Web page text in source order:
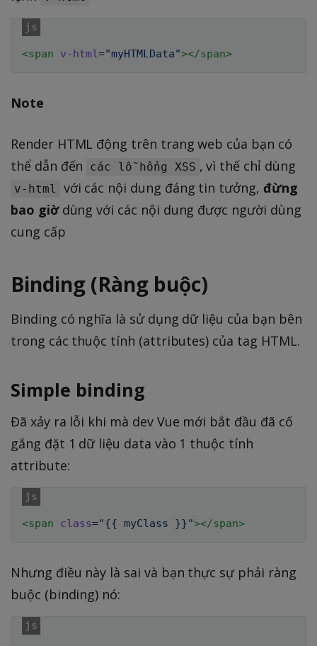
<span v-html="myHTMLData"></span>
Note
Render HTML động trên trang web của bạn có
thể dẫn đến
các lỗ hổng XSS , vì thế chỉ dùng
v-html với các nội dung đáng tin tưởng, đừng
bao giờdùng với các nội dung được người dùng
cung cấp
Binding (Ràng buộc)
Binding có nghĩa là sử dụng dữ liệu của bạn bên
trong các thuộc tính (attributes) của tag HTML.
Simple binding
Đã xảy ra lỗi khi mà dev Vue mới bắt đầu đã cố
gắng đặt 1 dữ liệu data vào 1 thuộc tính
attribute:
<span class="{{ myClass }}"></span>
Nhưng điều này là sai và bạn thực sự phải ràng
buộc (binding) nó: